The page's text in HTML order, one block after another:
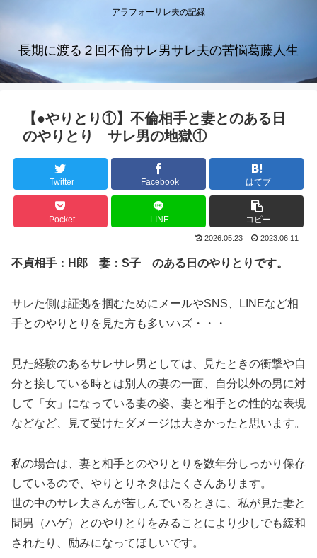
アラフォーサレ夫の記録
長期に渡る２回不倫サレ男サレ夫の苦悩葛藤人生
【●やりとり①】不倫相手と妻とのある日
のやりとり サレ男の地獄①
Twitter Facebook はてブ
Pocket LINE コピー
2026.05.23 2023.06.11
不貞相手：H郎 妻：S子 のある日のやりとりです。
サレた側は証拠を掴むためにメールやSNS、LINEなど相
手とのやりとりを見た方も多いハズ・・・
見た経験のあるサレサレ男としては、見たときの衝撃や自
分と接している時とは別人の妻の一面、自分以外の男に対
して「女」になっている妻の姿、妻と相手との性的な表現
などなど、見て受けたダメージは大きかったと思います。
私の場合は、妻と相手とのやりとりを数年分しっかり保存
しているので、やりとりネタはたくさんあります。
世の中のサレ夫さんが苦しんでいるときに、私が見た妻と
間男（ハゲ）とのやりとりをみることにより少しでも緩和
されたり、励みになってほしいです。